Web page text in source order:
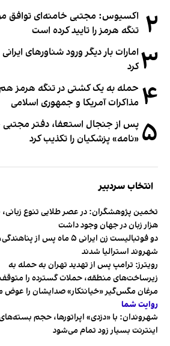
۲ اکسیوس: مجتبی خامنه‌ای توافق
تنگه هرمز را تایید کرده است
۳ امارات بار دیگر ورود شناورهای
کرد
۴ حمله به یک کشتی در تنگه هرمز
مذاکرات آمریکا و جمهوری اسلامی
۵ پس از جنجال استعفا، دفتر
«نامه» پزشکیان را تکذیب کرد
انتخاب سردبیر
هزار زبان در جهان وجود داشت
دو فوتبالیست زن ایرانی ۵ ماه پس از پناهندگی،
شهروند استرالیا شدند
رویترز: ترامپ پس از تهدید تهران به حمله به
زیرساخت‌های منطقه، حملات گسترده را متوقف
مرغان مگس‌گیر «خیانتکار» صدایشان را عوض
روایت شما
شهروندان:‌ با «دزدی» اپراتورها، حجم
اینترنت بسیار زود تمام می‌شود